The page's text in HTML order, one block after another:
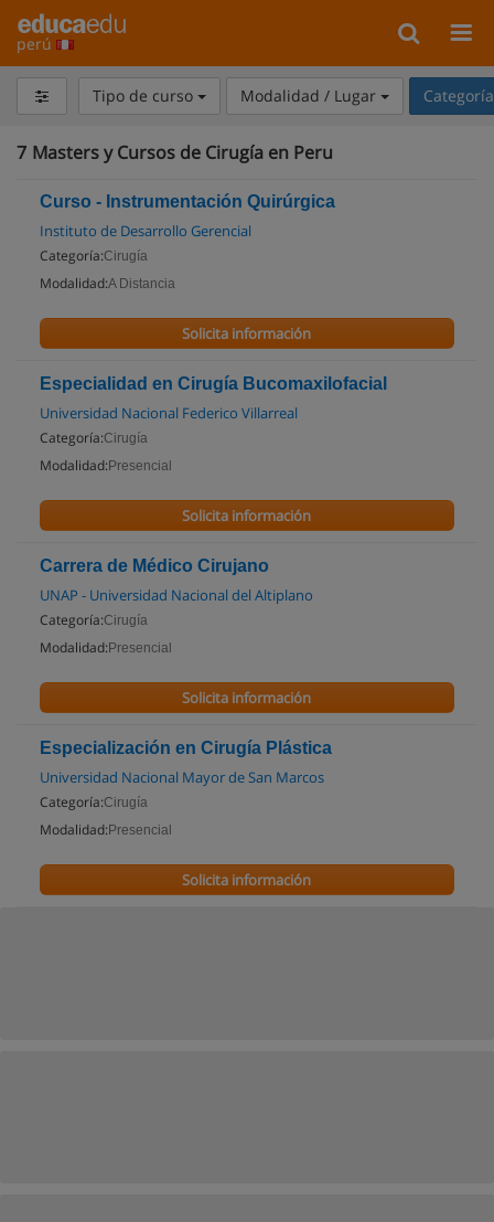
perú
Tipo de curso Modalidad / Lugar
7 Masters y Cursos de Cirugía en Peru
Curso - Instrumentación Quirúrgica
Instituto de Desarrollo Gerencial
Categoría:Cirugía
Modalidad:A Distancia
Solicita información
Especialidad en Cirugía Bucomaxilofacial
Universidad Nacional Federico Villarreal
Categoría:Cirugía
Modalidad: Presencial
Solicita información
Carrera de Médico Cirujano
UNAP - Universidad Nacional del Altiplano
Categoría:Cirugía
Modalidad: Presencial
Solicita información
Especialización en Cirugía Plástica
Universidad Nacional Mayor de San Marcos
Categoría:Cirugía
Modalidad: Presencial
Solicita información